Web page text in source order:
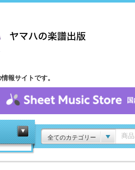
報サイトです。
全てのカテゴリー